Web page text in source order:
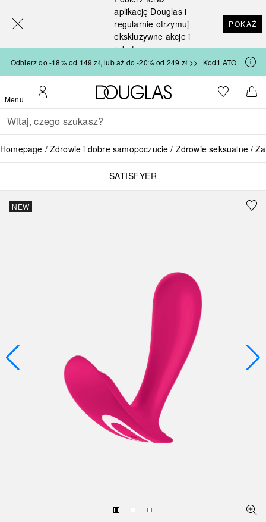
aplikację Douglas i
regularnie otrzymuj
ekskluzywne akcje i
rabaty
POKAŻ
Odbierz do -18% od 149 zł, lub aż do -20% od 249 zł >> Kod:LATO
MenuOtwórz menuMoje konto
Strona główna Douglas
Do listyDo
Wracać
Wykonaj wyszukiwanie
Homepage Zdrowie i dobre samopoczucie Zdrowie seksualne
SATISFYER
NEW
[navigation.slideout.screenreader]